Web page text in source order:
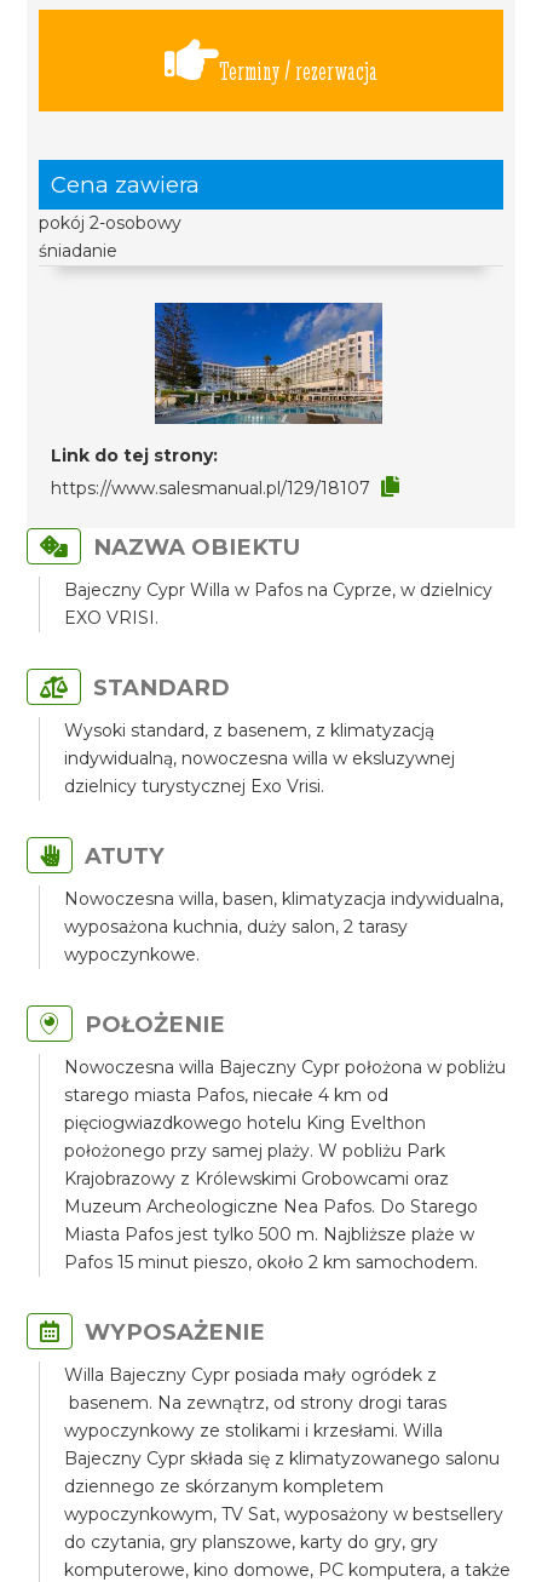
Terminy / rezerwacja
Cena zawiera
pokój 2-osobowy
śniadanie
Link do tej strony:
https://www.salesmanual.pl/129/18107
NAZWA OBIEKTU
Bajeczny Cypr Willa w Pafos na Cyprze, w dzielnicy
EXO VRISI.
STANDARD
Wysoki standard, z basenem, z klimatyzacją
indywidualną, nowoczesna willa w eksluzywnej
dzielnicy turystycznej Exo Vrisi.
ATUTY
Nowoczesna willa, basen, klimatyzacja indywidualna,
wyposażona kuchnia, duży salon, 2 tarasy
wypoczynkowe.
POŁOŻENIE
Nowoczesna willa Bajeczny Cypr położona w pobliżu
starego miasta Pafos, niecałe 4 km od
pięciogwiazdkowego hotelu King Evelthon
położonego przy samej plaży. W pobliżu Park
Krajobrazowy z Królewskimi Grobowcami oraz
Muzeum Archeologiczne Nea Pafos. Do Starego
Miasta Pafos jest tylko 500 m. Najbliższe plaże w
Pafos 15 minut pieszo, około 2 km samochodem.
WYPOSAŻENIE
Willa Bajeczny Cypr posiada mały ogródek z
basenem. Na zewnątrz, od strony drogi taras
wypoczynkowy ze stolikami i krzesłami. Willa
Bajeczny Cypr składa się z klimatyzowanego salonu
dziennego ze skórzanym kompletem
wypoczynkowym, TV Sat, wyposażony w bestsellery
do czytania, gry planszowe, karty do gry, gry
komputerowe, kino domowe, PC komputera, a także